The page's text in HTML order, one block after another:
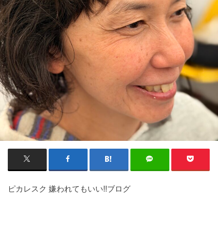
ピカレスク 嫌われてもいい!!ブログ